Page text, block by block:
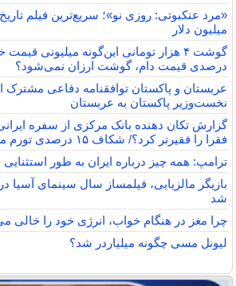
میلیون دلار
درصدی قیمت دام، گوشت ارزان نمی‌شود؟
عربستان و پاکستان توافقنامه دفاعی مشترک
نخست‌وزیر پاکستان به عربستان
گزارش تکان‌ دهنده بانک مرکزی از سفره
فقرا را فقیرتر کرد؟/ شکاف ۱۵ درصدی تورم میان فقیر و غنی
ترامپ: همه چیز درباره ایران به طور
بازیگر مالزیایی، فیلمساز سال سینمای آسیا
شد
چرا مغز در هنگام خواب، انرژی خود را خالی
لیونل مسی چگونه میلیاردر شد؟